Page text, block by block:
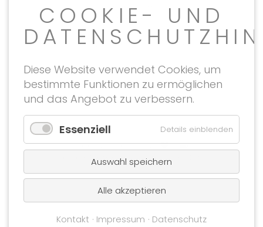
überspringen
Impressum
Datenschutz
AGB
Privatsphäre Einstellungen
website made with
+
by pletzerdesign Werbeagentur
COOKIE- UND
Diese Website verwendet Cookies, um
bestimmte Funktionen zu ermöglichen
und das Angebot zu verbessern.
Essenziell Details einblenden
Auswahl speichern
Alle akzeptieren
Kontakt Impressum Datenschutz